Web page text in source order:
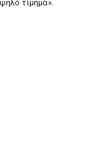
τίμημα».